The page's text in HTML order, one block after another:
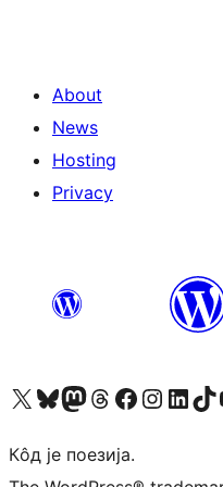
About
News
Hosting
Privacy
Visit our X (formerly Twitter) account
Посетите наш Bluesky налог
Visit our Mastodon account
Посетите наш налог на Threads-у Visit our Facebook page
Посетите наш Инстаграм налог
Visit ourПосетите
Кôд је поезија.